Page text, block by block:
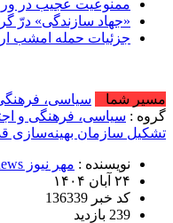
ممنوعیت عجیب در
«جهاد سازندگی» درّ
جزئیات حمله امشب
مسیر شما
سیاسی،
گروه : سیاسی، فرهنگی و
تشکیل سازمان بهینه‌سازی
نویسنده : مهر نیوز mehrnews
۲۴ آبان ۱۴۰۴
کد خبر 136339
239 بازدید